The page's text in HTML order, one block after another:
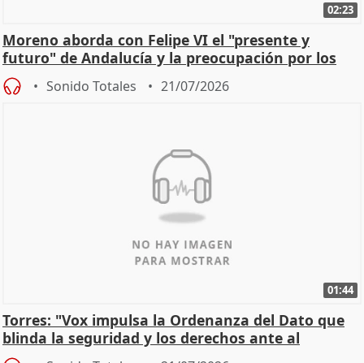
02:23
Moreno aborda con Felipe VI el "presente y
futuro" de Andalucía y la preocupación por los
incendios
Sonido Totales 21/07/2026
01:44
Torres: "Vox impulsa la Ordenanza del Dato que
blinda la seguridad y los derechos ante al
control"